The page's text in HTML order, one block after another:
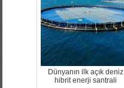
Dünyanın ilk açık deniz
hibrit enerji santrali